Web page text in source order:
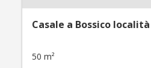
Casale a Bossico
50 m²